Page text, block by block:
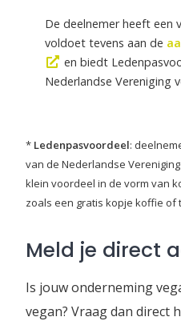
De deelnemer heeft een
voldoet tevens aan de
en biedt
Nederlandse Vereniging
* Ledenpasvoordeel:
van de Nederlandse
klein voordeel in de vorm van
zoals een gratis kopje koffie of
Meld je direct
Is jouw onderneming
vegan? Vraag dan direct